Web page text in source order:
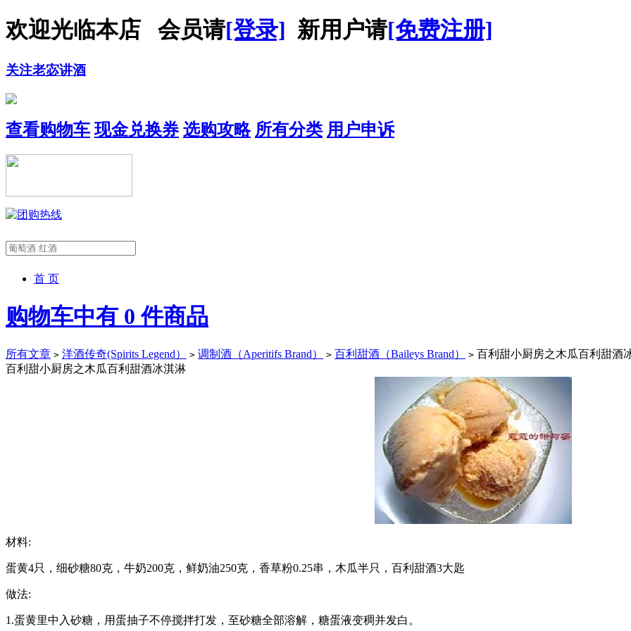
欢迎光临本店 会员请[登录] 新用户请[免费注册]
关注老宓讲酒
查看购物车 现金兑换券 选购攻略 所有分类 用户申诉
首 页
购物车中有 0 件商品
所有文章 > 洋酒传奇(Spirits Legend） > 调制酒（Aperitifs Brand） > 百利甜酒（Baileys Brand） > 百利甜小厨房之木瓜百利甜酒
百利甜小厨房之木瓜百利甜酒冰淇淋
材料:
蛋黄4只，细砂糖80克，牛奶200克，鲜奶油250克，香草粉0.25串，木瓜半只，百利甜酒3大匙
做法:
1.蛋黄里中入砂糖，用蛋抽子不停搅拌打发，至砂糖全部溶解，糖蛋液变稠并发白。